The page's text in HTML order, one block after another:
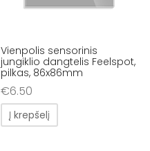
Vienpolis sensorinis
jungiklio dangtelis Feelspot,
pilkas, 86x86mm
€6.50
Į krepšelį